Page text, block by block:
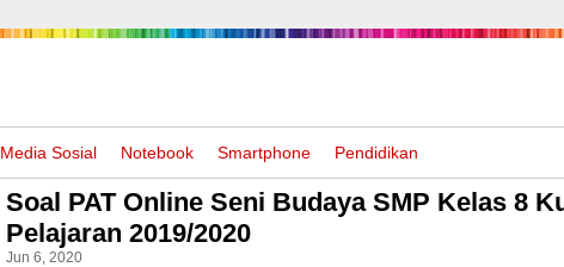
Media Sosial Notebook Smartphone Pendidikan
Soal PAT Online Seni Budaya SMP Kelas 8
Pelajaran 2019/2020
Jun 6, 2020